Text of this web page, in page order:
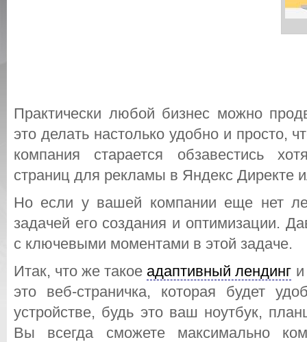
Практически любой бизнес можно
это делать настолько удобно и просто,
компания старается обзавестись
страниц для рекламы в Яндекс Директе
Но если у вашей компании еще нет
задачей его создания и оптимизации.
с ключевыми моментами в этой задаче.
Итак, что же такое адаптивный лендинг
это веб-страничка, которая будет
устройстве, будь это ваш ноутбук,
Вы всегда сможете максимально